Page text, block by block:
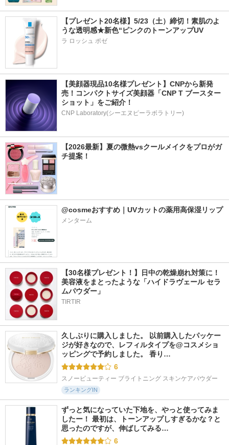
【プレゼント20名様】5/23（土）締切！素肌のよ
うな透明感★新色“ピンクのトーンアップUV
ラ ロッシュ ポゼ
【美顔器現品10名様プレゼント】CNPから新発
売！コンパクトサイズ美顔器「CNP T ブースター
ショット」をご紹介！
CNP Laboratory(シーエヌピーラボラトリー)
【2026最新】夏の微熱vsクールメイクをプロがガ
チ提案！
@cosmeおすすめ｜UVカットの薬用高保湿リップ
メンターム
【30名様プレゼント！】日中の乾燥崩れ対策に！
美容液をまとったような「ハイドラヴェール セラ
ムパウダー」
TIRTIR
久しぶりに購入しました。 以前購入したパッケー
ジが好きなので、レフィルタイプを@コスメショ
ッピングで予約しました。 香り…
6
スノービューティー ブライトニング スキンケアパウダー
ランキングIN
ずっと気になっていた下地を、やっと使ってみま
したー！ 最初は、トーンアップしすぎるかな？と
思ったのですが、伸ばしてみる…
6